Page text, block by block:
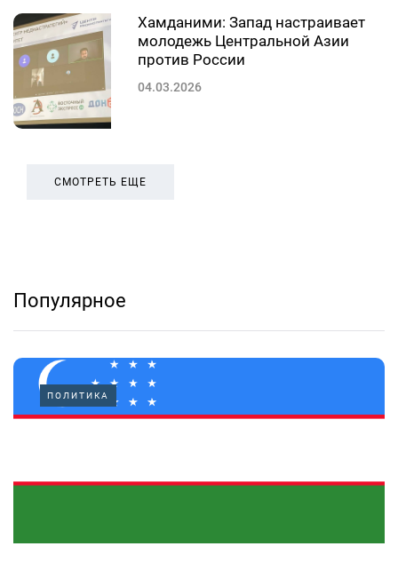
Хамданими: Запад настраивает
молодежь Центральной Азии
против России
04.03.2026
СМОТРЕТЬ ЕЩЕ
Популярное
ПОЛИТИКА